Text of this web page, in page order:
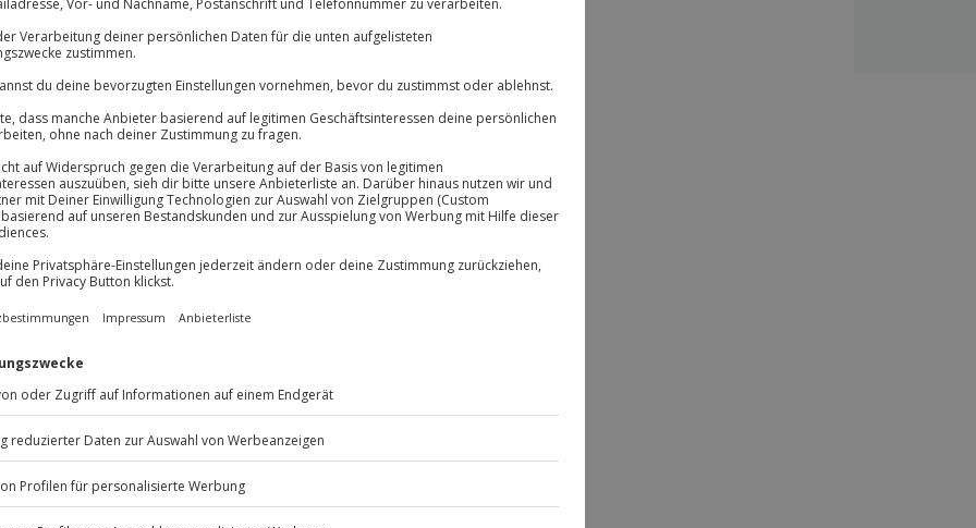
inkl. Halbpension!
entspannende Zischen des
Kurzurlaub für 2. Euer Hotel
über euer ganz persönliches
ihr dringend mal
kriegen und dabei ein paar
ihr mit gutem Essen
Kurzurlaub zum Wohlfühlen.
Dann findet jetzt das
für 2.